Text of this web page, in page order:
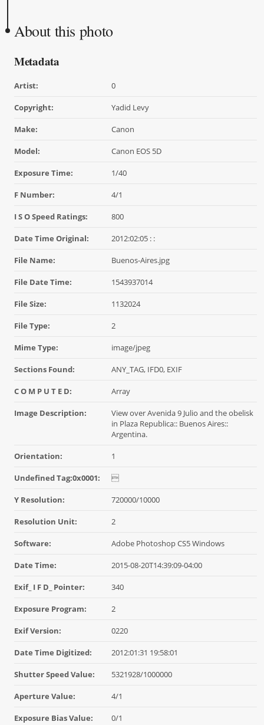
About this photo
Metadata
Artist: 0
Copyright: Yadid Levy
Make: Canon
Model: Canon EOS 5D
Exposure Time: 1/40
F Number: 4/1
I S O Speed Ratings: 800
Date Time Original: 2012:02:05 : :
File Name: Buenos-Aires.jpg
File Date Time: 1543937014
File Size: 1132024
File Type: 2
Mime Type: image/jpeg
Sections Found: ANY_TAG, IFD0, EXIF
C O M P U T E D: Array
Image Description:
View over Avenida 9 Julio and the obelisk
in Plaza Republica:: Buenos Aires::
Argentina.
Orientation: 1
Undefined Tag:0x0001: 
Y Resolution: 720000/10000
Resolution Unit: 2
Software: Adobe Photoshop CS5 Windows
Date Time: 2015-08-20T14:39:09-04:00
Exif_ I F D_ Pointer: 340
Exposure Program: 2
Exif Version: 0220
Date Time Digitized: 2012:01:31 19:58:01
Shutter Speed Value: 5321928/1000000
Aperture Value: 4/1
Exposure Bias Value: 0/1